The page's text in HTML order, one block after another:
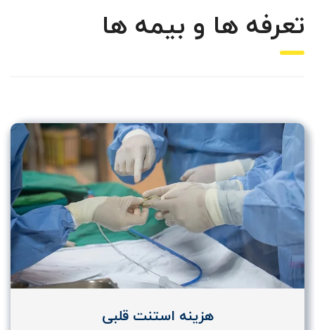
تعرفه ها و بیمه ها
هزینه استنت قلبی